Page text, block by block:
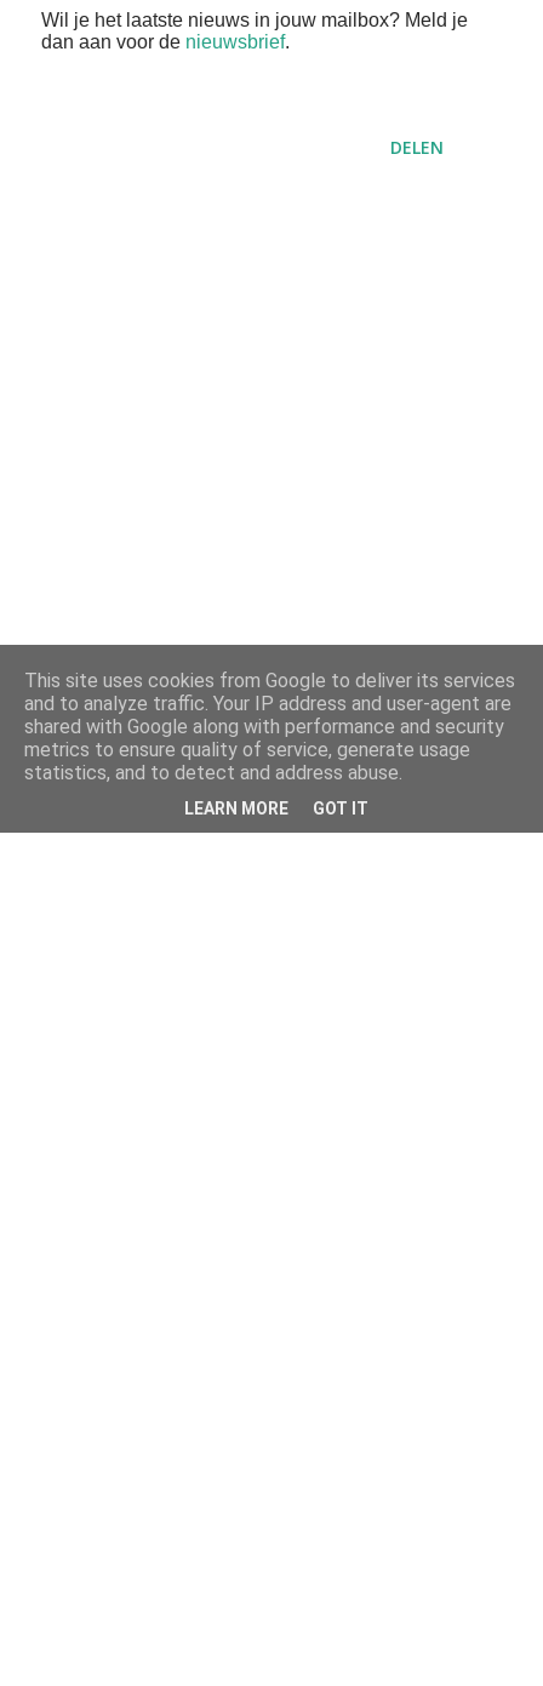
Wil je het laatste nieuws in jouw mailbox? Meld je
dan aan voor de nieuwsbrief.
DELEN
This site uses cookies from Google to deliver its services
and to analyze traffic. Your IP address and user-agent are
shared with Google along with performance and security
metrics to ensure quality of service, generate usage
statistics, and to detect and address abuse.
LEARN MORE GOT IT